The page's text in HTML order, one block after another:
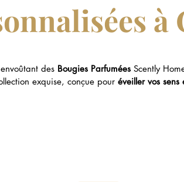
à
des Bougies Parfumées Scently
exquise, conçue pour éveiller vos